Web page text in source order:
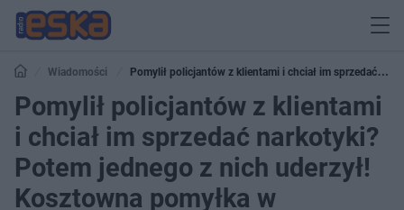
Wiadomości
Pomylił policjantów z klientami i chciał im sprzedać
narkotyki? Potem jednego z nich uderzył! Kosztowna pomyłka w
Wielkopolsce
Pomylił policjantów z klientami
i chciał im sprzedać narkotyki?
Potem jednego z nich uderzył!
Kosztowna pomyłka w